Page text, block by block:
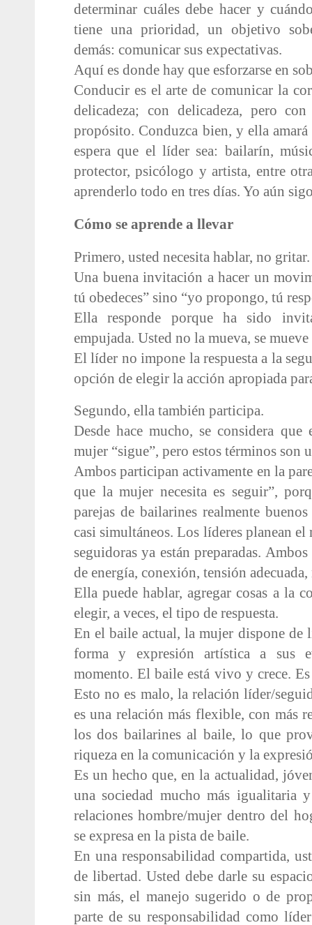
determinar cuáles debe hacer y
tiene una prioridad, un objetivo
demás: comunicar sus expectativas.
Aquí es donde hay que esforzarse en
Conducir es el arte de comunicar la
delicadeza; con delicadeza, pero
propósito. Conduzca bien, y ella
espera que el líder sea: bailarín,
protector, psicólogo y artista, entre
aprenderlo todo en tres días. Yo aún
Cómo se aprende a llevar
Primero, usted necesita hablar, no gritar.
Una buena invitación a hacer un
tú obedeces” sino “yo propongo, tú
Ella responde porque ha sido
empujada. Usted no la mueva, se
El líder no impone la respuesta a la
opción de elegir la acción apropiada
Segundo, ella también participa.
Desde hace mucho, se considera
mujer “sigue”, pero estos términos son
Ambos participan activamente en la
que la mujer necesita es seguir”,
parejas de bailarines realmente
casi simultáneos. Los líderes planean
seguidoras ya están preparadas.
de energía, conexión, tensión adecuada,
Ella puede hablar, agregar cosas a la
elegir, a veces, el tipo de respuesta.
En el baile actual, la mujer dispone de
forma y expresión artística a sus
momento. El baile está vivo y crece.
Esto no es malo, la relación líder/
es una relación más flexible, con más
los dos bailarines al baile, lo que
riqueza en la comunicación y la
Es un hecho que, en la actualidad,
una sociedad mucho más igualitaria
relaciones hombre/mujer dentro del
se expresa en la pista de baile.
En una responsabilidad compartida,
de libertad. Usted debe darle su
sin más, el manejo sugerido o de
parte de su responsabilidad como